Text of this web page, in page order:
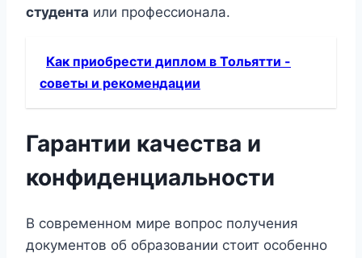
студента или профессионала.
Как приобрести диплом в Тольятти -
советы и рекомендации
Гарантии качества и
конфиденциальности
В современном мире вопрос получения
документов об образовании стоит особенно